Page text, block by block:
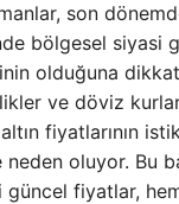
son
bölgesel siyasi
olduğuna
ve döviz
fiyatlarının
neden oluyor. Bu
güncel fiyatlar,